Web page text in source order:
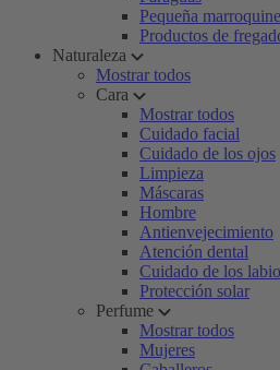
Pequeña
Productos de
Naturaleza
Mostrar todos
Cara
Mostrar todos
Cuidado facial
Cuidado de los ojos
Limpieza
Máscaras
Hombre
Antienvejecimiento
Atención dental
Cuidado de los
Protección solar
Perfume
Mostrar todos
Mujeres